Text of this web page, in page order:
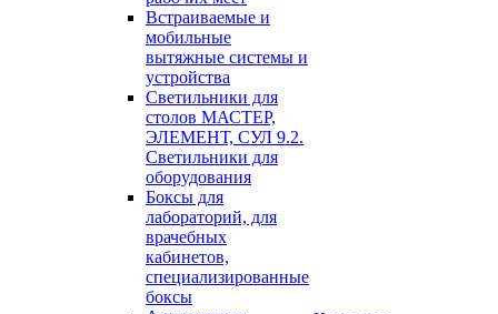
Встраиваемые и
мобильные
вытяжные системы и
устройства
Светильники для
столов МАСТЕР,
ЭЛЕМЕНТ, СУЛ 9.2.
Светильники для
оборудования
Боксы для
лабораторий, для
врачебных
кабинетов,
специализированные
боксы